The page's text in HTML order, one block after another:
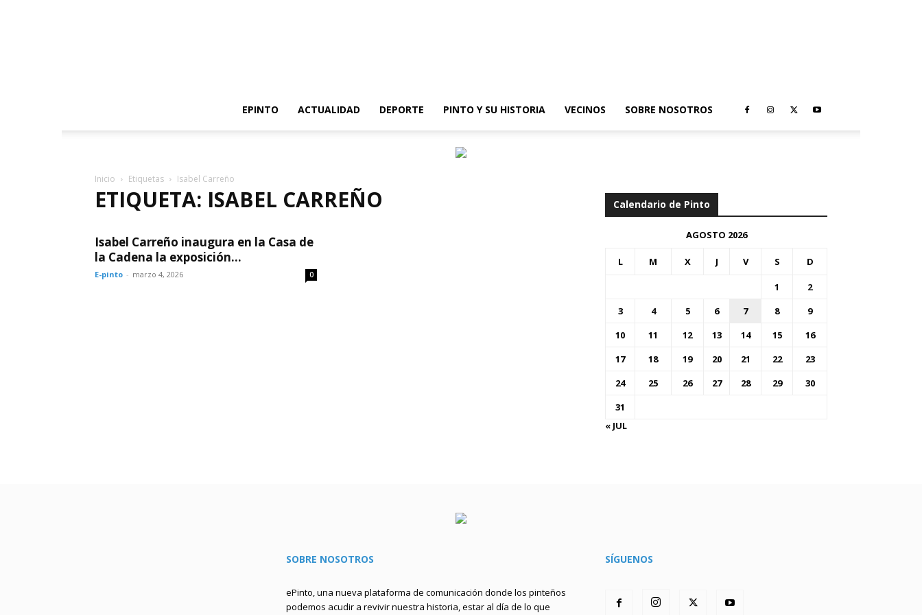
EPINTO
ACTUALIDAD DEPORTE PINTO Y SU HISTORIA VECINOS SOBRE NOSOTROS
Inicio Etiquetas Isabel Carreño
ETIQUETA: ISABEL CARREÑO
Isabel Carreño inaugura en la Casa de
la Cadena la exposición...
E-pinto - marzo 4, 2026 0
Calendario de Pinto
AGOSTO 2026
L M X J V S D
1
2
3
4 5 6 7 8
9
10
11 12 13 14 15
16
17
18 19 20 21 22
23
24
25 26 27 28 29
30
31
« JUL
SOBRE NOSOTROS
ePinto, una nueva plataforma de comunicación donde los pinteños
podemos acudir a revivir nuestra historia, estar al día de lo que
SÍGUENOS